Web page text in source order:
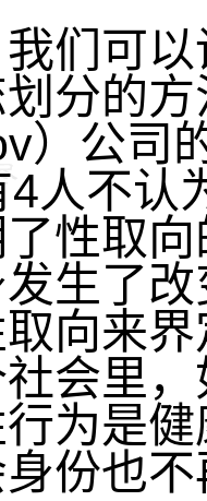
们可
分的
）公司
人不认
性取
生了
向来
会里
为是
份也